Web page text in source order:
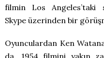
filmin Los Angeles’taki
Skype üzerinden bir
Oyunculardan Ken